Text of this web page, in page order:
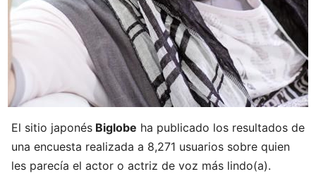
El sitio japonés Biglobe ha publicado los resultados de
una encuesta realizada a 8,271 usuarios sobre quien
les parecía el actor o actriz de voz más lindo(a).